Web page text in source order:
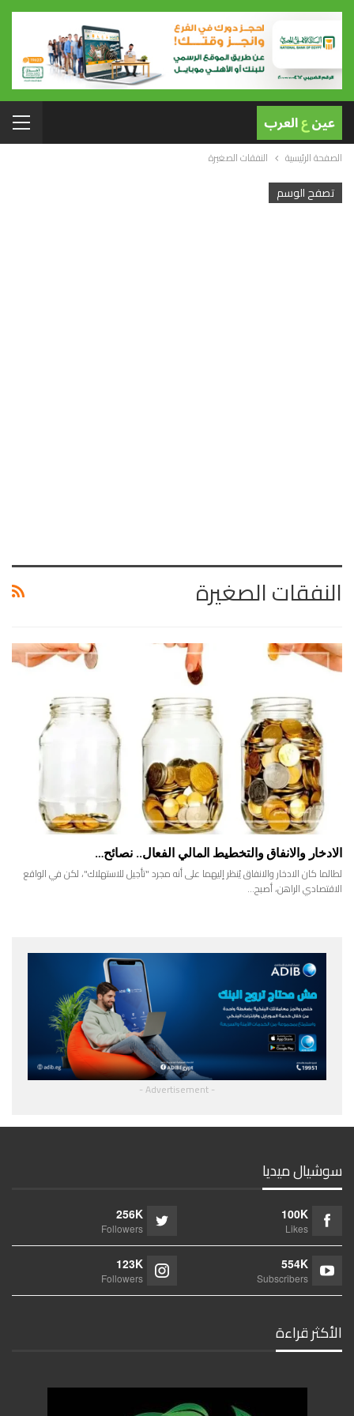
الصفحة الرئيسية النفقات الصغيرة
تصفح الوسم
النفقات الصغيرة
الادخار والانفاق والتخطيط المالي الفعال.. نصائح…
لطالما كان الادخار والانفاق يُنظر إليهما على أنه مجرد "تأجيل للاستهلاك"، لكن في الواقع
الاقتصادي الراهن، أصبح…
- Advertisement -
سوشيال ميديا
100K
Likes
256K
Followers
554K
Subscribers
123K
Followers
الأكثر قراءة